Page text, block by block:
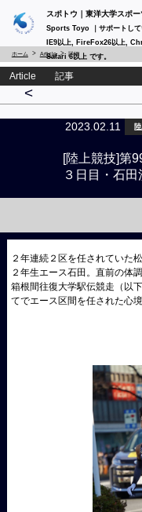
スポトウ｜東洋大学スポ
Sports Toyo ｜サポートして
IE9以上, FireFox26以上,
Safari 6以上 です。
ホーム Article 詳細
Article 記事
<
2023.02.11
[陸上競技]第
３日目・石田
２年連続２区を任されていた
２年生エース石田。直前の体
箱根間往復大学駅伝競走（以
てでエース区間を任された心